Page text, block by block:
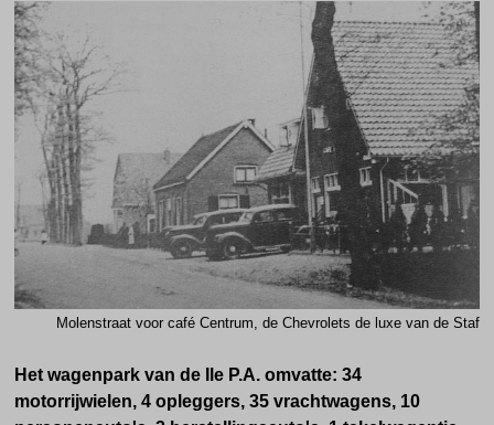
Molenstraat voor café Centrum, de Chevrolets de luxe van de Staf
Het wagenpark van de Ile P.A. omvatte: 34
motorrijwielen, 4 opleggers, 35 vrachtwagens, 10